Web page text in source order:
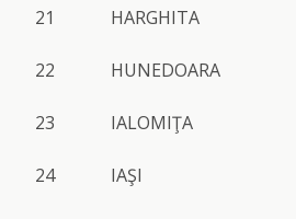
21 HARGHITA
22 HUNEDOARA
23 IALOMIŢA
24 IAŞI